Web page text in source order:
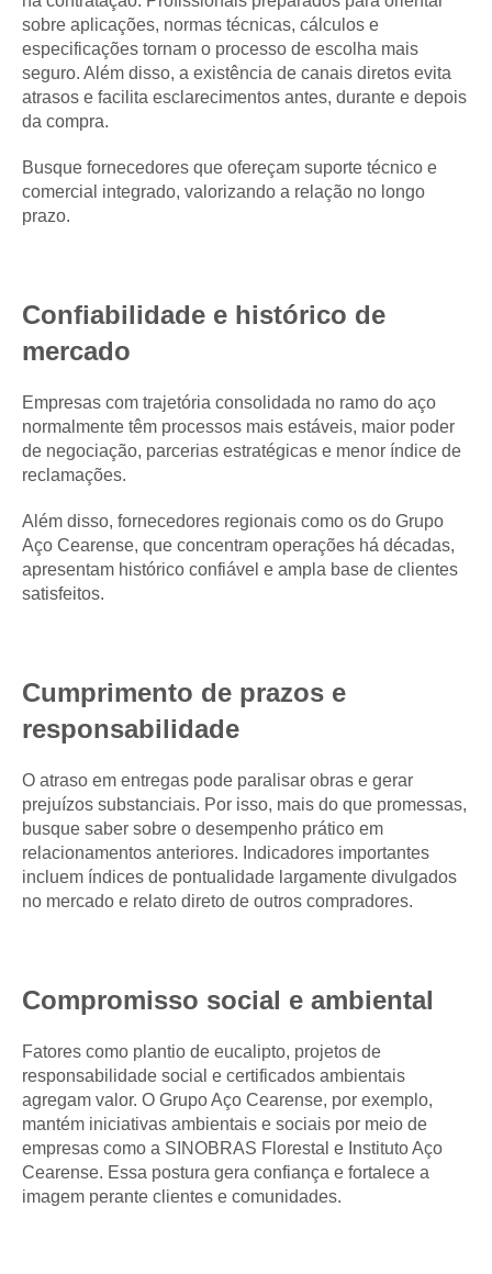
sobre aplicações, normas técnicas, cálculos e
especificações tornam o processo de escolha mais
seguro. Além disso, a existência de canais diretos evita
atrasos e facilita esclarecimentos antes, durante e depois
da compra.
Busque fornecedores que ofereçam suporte técnico e
comercial integrado, valorizando a relação no longo
prazo.
Confiabilidade e histórico de
mercado
Empresas com trajetória consolidada no ramo do aço
normalmente têm processos mais estáveis, maior poder
de negociação, parcerias estratégicas e menor índice de
reclamações.
Além disso, fornecedores regionais como os do Grupo
Aço Cearense, que concentram operações há décadas,
apresentam histórico confiável e ampla base de clientes
satisfeitos.
Cumprimento de prazos e
responsabilidade
O atraso em entregas pode paralisar obras e gerar
prejuízos substanciais. Por isso, mais do que promessas,
busque saber sobre o desempenho prático em
relacionamentos anteriores. Indicadores importantes
incluem índices de pontualidade largamente divulgados
no mercado e relato direto de outros compradores.
Compromisso social e ambiental
Fatores como plantio de eucalipto, projetos de
responsabilidade social e certificados ambientais
agregam valor. O Grupo Aço Cearense, por exemplo,
mantém iniciativas ambientais e sociais por meio de
empresas como a SINOBRAS Florestal e Instituto Aço
Cearense. Essa postura gera confiança e fortalece a
imagem perante clientes e comunidades.